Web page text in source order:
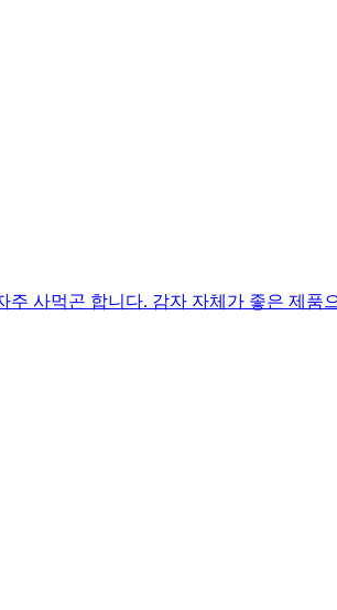
사먹곤 합니다. 감자 자체가 좋은 제품